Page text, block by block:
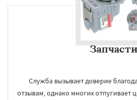
Запчасти
Служба вызывает доверие
отзывам, однако многих отпугивает